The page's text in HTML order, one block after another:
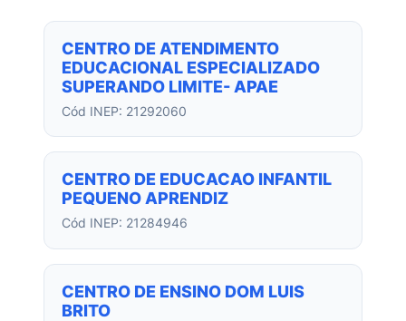
CENTRO DE ATENDIMENTO
EDUCACIONAL ESPECIALIZADO
SUPERANDO LIMITE- APAE
Cód INEP: 21292060
CENTRO DE EDUCACAO INFANTIL
PEQUENO APRENDIZ
Cód INEP: 21284946
CENTRO DE ENSINO DOM LUIS
BRITO